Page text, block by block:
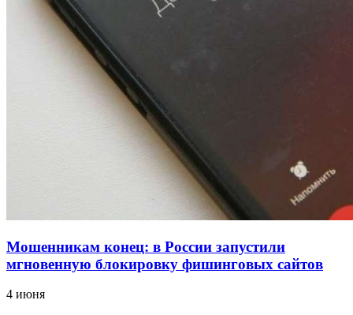
В Красноармейском районе Волгограда стартует
конкурс на ремонт моста через Волго‑Донской
судоходный канал
Фестиваль #ТриЧетыре в Волгограде пройдёт
11–13 сентября в рамках Года единства народов
Мошенникам конец: в России запустили
мгновенную блокировку фишинговых сайтов
4 июня